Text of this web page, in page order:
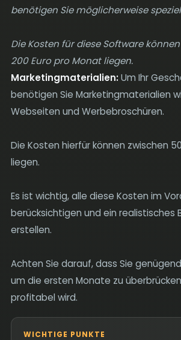
benötigen Sie möglicherweise
Die Kosten für diese Software
200 Euro pro Monat liegen.
Marketingmaterialien:Um Ihr
benötigen Sie Marketingmaterialien
Webseiten und Werbebroschüren.
Die Kosten hierfür können zwischen
liegen.
Es ist wichtig, alle diese Kosten im
berücksichtigen und ein realistisches
erstellen.
Achten Sie darauf, dass Sie
um die ersten Monate zu
profitabel wird.
WICHTIGE PUNKTE